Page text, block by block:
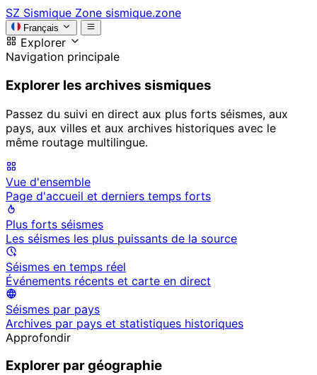
SZ Sismique Zone sismique.zone
Français
Explorer
Navigation principale
Explorer les archives sismiques
Passez du suivi en direct aux plus forts séismes, aux
pays, aux villes et aux archives historiques avec le
même routage multilingue.
Vue d'ensemble
Page d'accueil et derniers temps forts
Plus forts séismes
Les séismes les plus puissants de la source
Séismes en temps réel
Événements récents et carte en direct
Séismes par pays
Archives par pays et statistiques historiques
Approfondir
Explorer par géographie